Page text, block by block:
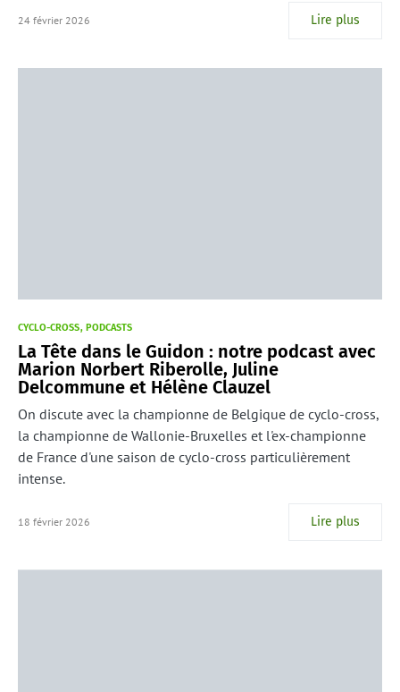
24 février 2026 Lire plus
CYCLO-CROSS PODCASTS
La Tête dans le Guidon : notre podcast avec
Marion Norbert Riberolle, Juline
Delcommune et Hélène Clauzel
On discute avec la championne de Belgique de cyclo-cross,
la championne de Wallonie-Bruxelles et l'ex-championne
de France d'une saison de cyclo-cross particulièrement
intense.
18 février 2026 Lire plus